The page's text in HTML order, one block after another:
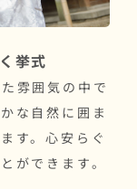
挙式
雰囲気の中で
な自然に囲ま
す。心安らぐ
ができます。